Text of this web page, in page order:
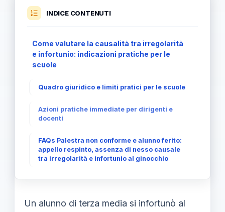
INDICE CONTENUTI
Come valutare la causalità tra irregolarità
e infortunio: indicazioni pratiche per le
scuole
Quadro giuridico e limiti pratici per le scuole
Azioni pratiche immediate per dirigenti e
docenti
FAQs Palestra non conforme e alunno ferito:
appello respinto, assenza di nesso causale
tra irregolarità e infortunio al ginocchio
Un alunno di terza media si infortunò al